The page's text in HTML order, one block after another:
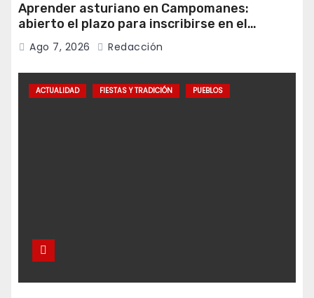
Aprender asturiano en Campomanes:
abierto el plazo para inscribirse en el
programa Falamos
Ago 7, 2026 Redacción
ACTUALIDAD FIESTAS Y TRADICIÓN PUEBLOS